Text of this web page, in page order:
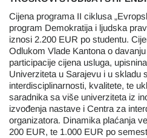
Cijena programa II ciklusa
program Demokratija i ljudska
iznosi 2.200 EUR po studentu.
Odlukom Vlade Kantona o
participacije cijena usluga,
Univerziteta u Sarajevu i u skladu
interdisciplinarnosti, kvalitete, te
saradnika sa više univerziteta iz
izvođenja nastave i Centra za
organizatora. Dinamika plaćanja
200 EUR, te 1.000 EUR po